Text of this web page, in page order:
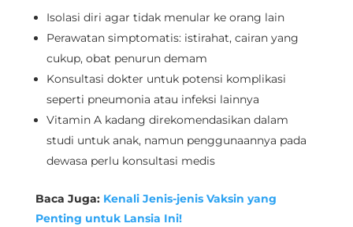
Isolasi diri agar tidak menular ke orang lain
Perawatan simptomatis: istirahat, cairan yang
cukup, obat penurun demam
Konsultasi dokter untuk potensi komplikasi
seperti pneumonia atau infeksi lainnya
Vitamin A kadang direkomendasikan dalam
studi untuk anak, namun penggunaannya pada
dewasa perlu konsultasi medis
Baca Juga: Kenali Jenis-jenis Vaksin yang
Penting untuk Lansia Ini!